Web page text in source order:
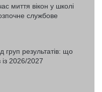
миття вікон у школі
службове
груп результатів: що
із 2026/2027